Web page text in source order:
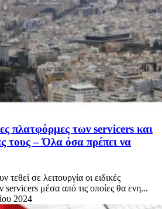
πλατφόρμες των servicers και
τους – Όλα όσα πρέπει να
σε λειτουργία οι ειδικές
μέσα από τις οποίες θα ενη...
2024